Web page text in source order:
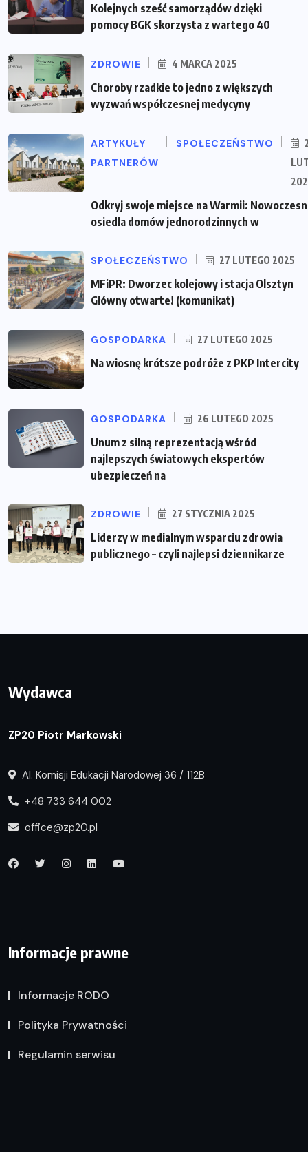
Kolejnych sześć samorządów dzięki
pomocy BGK skorzysta z wartego 40
ZDROWIE 4 MARCA 2025
Choroby rzadkie to jedno z większych
wyzwań współczesnej medycyny
ARTYKUŁY
PARTNERÓW
SPOŁECZEŃSTWO
Odkryj swoje miejsce na Warmii:
osiedla domów jednorodzinnych w
SPOŁECZEŃSTWO 27 LUTEGO 2025
MFiPR: Dworzec kolejowy i stacja Olsztyn
Główny otwarte! (komunikat)
GOSPODARKA 27 LUTEGO 2025
Na wiosnę krótsze podróże z PKP Intercity
GOSPODARKA 26 LUTEGO 2025
Unum z silną reprezentacją wśród
najlepszych światowych ekspertów
ubezpieczeń na
ZDROWIE 27 STYCZNIA 2025
Liderzy w medialnym wsparciu zdrowia
publicznego – czyli najlepsi dziennikarze
Wydawca
ZP20 Piotr Markowski
Al. Komisji Edukacji Narodowej 36 / 112B
+48 733 644 002
office@zp20.pl
Informacje prawne
Informacje RODO
Polityka Prywatności
Regulamin serwisu